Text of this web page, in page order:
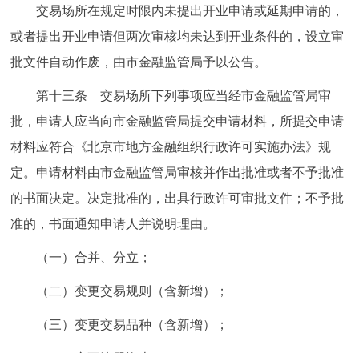
交易场所在规定时限内未提出开业申请或延期申请的，
或者提出开业申请但两次审核均未达到开业条件的，设立审
批文件自动作废，由市金融监管局予以公告。
第十三条 交易场所下列事项应当经市金融监管局审
批，申请人应当向市金融监管局提交申请材料，所提交申请
材料应符合《北京市地方金融组织行政许可实施办法》规
定。申请材料由市金融监管局审核并作出批准或者不予批准
的书面决定。决定批准的，出具行政许可审批文件；不予批
准的，书面通知申请人并说明理由。
（一）合并、分立；
（二）变更交易规则（含新增）；
（三）变更交易品种（含新增）；